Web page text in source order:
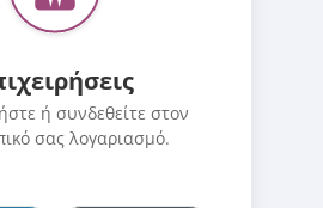
ή συνδεθείτε στον
σας λογαριασμό.